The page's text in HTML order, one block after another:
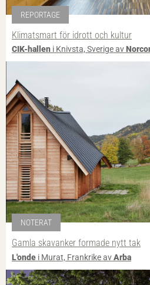
REPORTAGE
Klimatsmart för idrott och kultur
CIK-hallen i Knivsta, Sverige av
NOTERAT
Gamla skavanker formade nytt tak
L'onde i Murat, Frankrike avArba